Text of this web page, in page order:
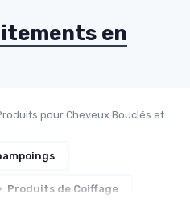
en
pour Cheveux Bouclés et
Produits de Coiffage